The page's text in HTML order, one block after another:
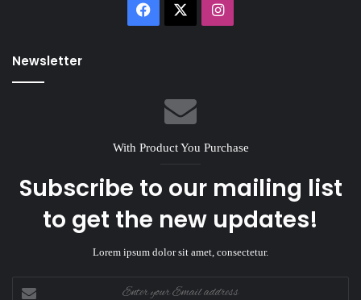
Facebook Instagram
Newsletter
With Product You Purchase
Subscribe to our mailing list
to get the new updates!
Lorem ipsum dolor sit amet, consectetur.